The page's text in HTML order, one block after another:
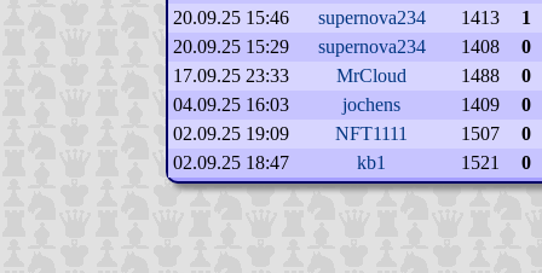
20.09.25 15:46
supernova234 1413
1
20.09.25 15:29
supernova234 1408
0
17.09.25 23:33
MrCloud 1488
0
04.09.25 16:03
jochens 1409
0
02.09.25 19:09
NFT1111 1507
0
02.09.25 18:47
kb1 1521 0